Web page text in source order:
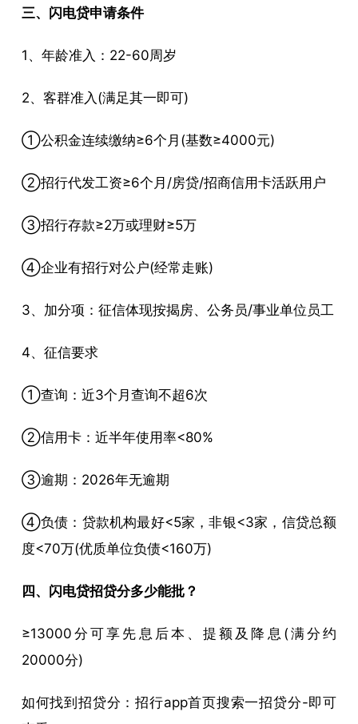
三、闪电贷申请条件
1、年龄准入：22-60周岁
2、客群准入(满足其一即可)
①公积金连续缴纳≥6个月(基数≥4000元)
②招行代发工资≥6个月/房贷/招商信用卡活跃用户
③招行存款≥2万或理财≥5万
④企业有招行对公户(经常走账)
3、加分项：征信体现按揭房、公务员/事业单位员工
4、征信要求
①查询：近3个月查询不超6次
②信用卡：近半年使用率<80%
③逾期：2026年无逾期
④负债：贷款机构最好<5家，非银<3家，信贷总额
度<70万(优质单位负债<160万)
四、闪电贷招贷分多少能批？
≥13000分可享先息后本、提额及降息(满分约
20000分)
如何找到招贷分：招行app首页搜索一招贷分-即可